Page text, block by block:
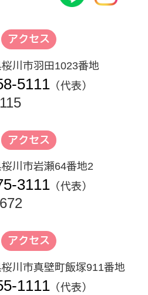
アクセス
川市羽田1023番地
5111 （代表）
アクセス
川市岩瀬64番地2
3111 （代表）
アクセス
川市真壁町飯塚911番地
1111 （代表）